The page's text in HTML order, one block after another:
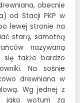
obecnie
od Stacji PKP w
lewej stronie na
starą, samotną
nazywaną
się także bardzo
Na sośnie
drewniana w
Wg jednej z
jako wotum za